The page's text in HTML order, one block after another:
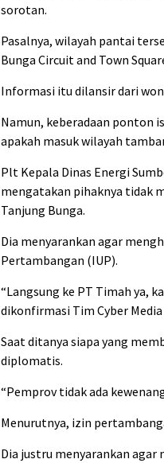
sorotan.
Pasalnya, wilayah pantai
Bunga Circuit and Town
Informasi itu dilansir dari
Namun, keberadaan ponton
apakah masuk wilayah
Plt Kepala Dinas Energi
mengatakan pihaknya tidak
Tanjung Bunga.
Dia menyarankan agar
Pertambangan (IUP).
“Langsung ke PT Timah ya,
dikonfirmasi Tim Cyber
Saat ditanya siapa yang
diplomatis.
“Pemprov tidak ada
Menurutnya, izin
Dia justru menyarankan